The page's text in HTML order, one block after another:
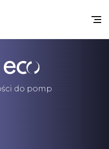
do pomp
Home
Przemienniki